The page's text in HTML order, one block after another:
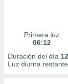
Primera luz
06:12
Duración del día
Luz diurna restante